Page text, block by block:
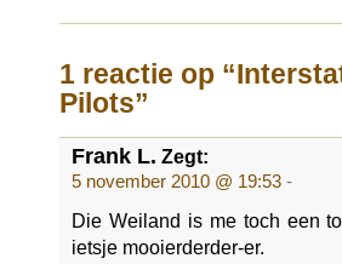
1 reactie op
Pilots”
Frank L. Zegt:
5 november 2010 @ 19:53 -
Die Weiland is me toch een
ietsje mooierderder-er.